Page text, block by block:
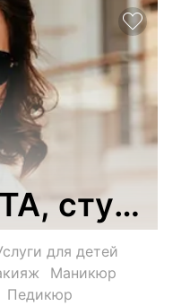
студия
для детей
Маникюр
Педикюр